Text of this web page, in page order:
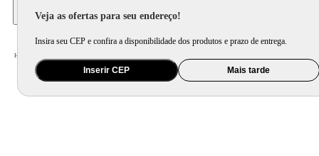
Veja as ofertas para seu endereço!
Insira seu CEP e confira a disponibilidade dos produtos e prazo de entrega.
Inserir CEP Mais tarde
Home